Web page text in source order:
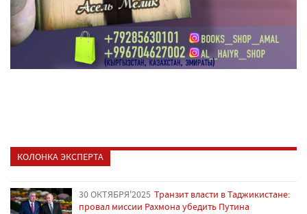
КОЛОНКА ЭКСПЕРТА
30 ОКТЯБРЯ'2025 Транзит власти в Таджикистане:
провал миссии Рахмона убедить Путина